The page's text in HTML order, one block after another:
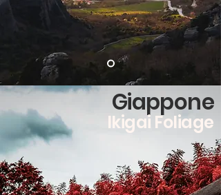
Giappone
Ikigai Foliage